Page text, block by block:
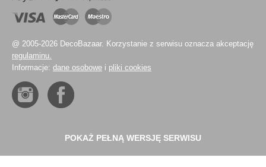
@ 2005-2026 DecoBazaar. Korzystanie z serwisu oznacza akceptację
regulaminu.
Informacje: dane osobowe i pliki cookies
POKAŻ PEŁNĄ WERSJĘ SERWISU